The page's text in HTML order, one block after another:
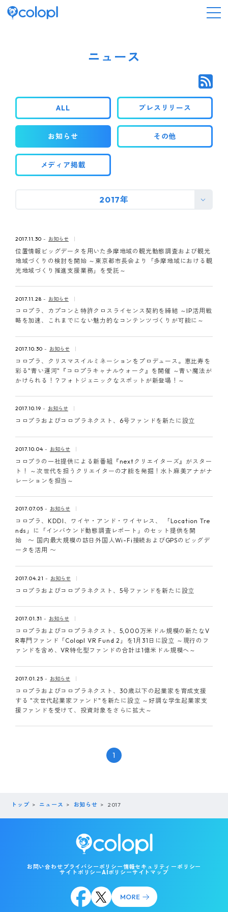
IR情報
採用情報
ピンマーク
EN
ニュース
ALL プレスリリース
お知らせ その他
メディア掲載
2017年
2017.11.30 お知らせ
位置情報ビッグデータを用いた多摩地域の観光動態調査および観光
地域づくりの検討を開始 ～東京都市長会より「多摩地域における観
光地域づくり推進支援業務」を受託～
2017.11.28 お知らせ
コロプラ、カプコンと特許クロスライセンス契約を締結 ～IP活用戦
略を加速、これまでにない魅力的なコンテンツづくりが可能に～
2017.10.30 お知らせ
コロプラ、クリスマスイルミネーションをプロデュース。恵比寿を
彩る"青い運河"『コロプラキャナルウォーク』を開催 ～青い魔法が
かけられる！？フォトジェニックなスポットが新登場！～
2017.10.19 お知らせ
コロプラおよびコロプラネクスト、6号ファンドを新たに設立
2017.10.04 お知らせ
コロプラの一社提供による新番組『nextクリエイターズ』がスター
ト！ ～次世代を担うクリエイターの才能を発掘！水卜麻美アナがナ
レーションを担当～
2017.07.05 お知らせ
コロプラ、KDDI、ワイヤ・アンド・ワイヤレス、 「Location Tre
nds」に「インバウンド動態調査レポート」のセット提供を開
始 〜 国内最大規模の訪日外国人Wi-Fi接続およびGPSのビッグデ
ータを活用 〜
2017.04.21 お知らせ
コロプラおよびコロプラネクスト、5号ファンドを新たに設立
2017.01.31 お知らせ
コロプラおよびコロプラネクスト、5,000万米ドル規模の新たなV
R専門ファンド「Colopl VR Fund 2」を1月31日に設立 ～現行のフ
ァンドを含め、VR特化型ファンドの合計は1億米ドル規模へ～
2017.01.25 お知らせ
コロプラおよびコロプラネクスト、30歳以下の起業家を育成支援
する "次世代起業家ファンド"を新たに設立 ～好調な学生起業家支
援ファンドを受けて、投資対象をさらに拡大～
1
トップ ニュース お知らせ 2017
お問い合わせ プライバシーポリシー情報セキュリティーポリシー
サイトポリシーAIポリシーサイトマップ